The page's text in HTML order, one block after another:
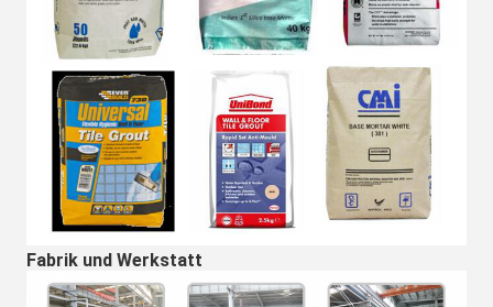
Fabrik und Werkstatt